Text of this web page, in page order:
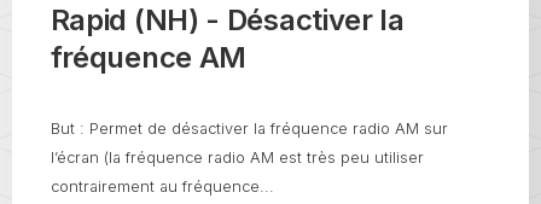
Rapid (NH) - Désactiver la
fréquence AM
But : Permet de désactiver la fréquence radio AM sur
l’écran (la fréquence radio AM est très peu utiliser
contrairement au fréquence...